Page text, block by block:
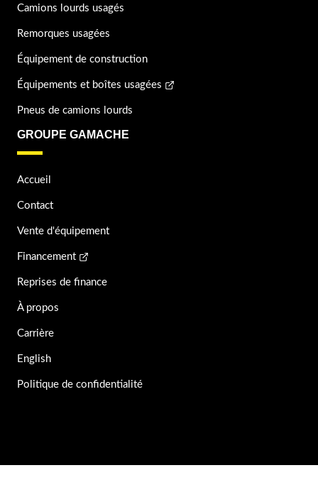
Camions lourds usagés
Remorques usagées
Équipement de construction
Équipements et boîtes usagées
Pneus de camions lourds
GROUPE GAMACHE
Accueil
Contact
Vente d'équipement
Financement
Reprises de finance
À propos
Carrière
English
Politique de confidentialité